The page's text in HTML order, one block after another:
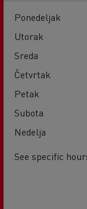
Ponedeljak
Utorak
Sreda
Četvrtak
Petak
Subota
Nedelja
See specific